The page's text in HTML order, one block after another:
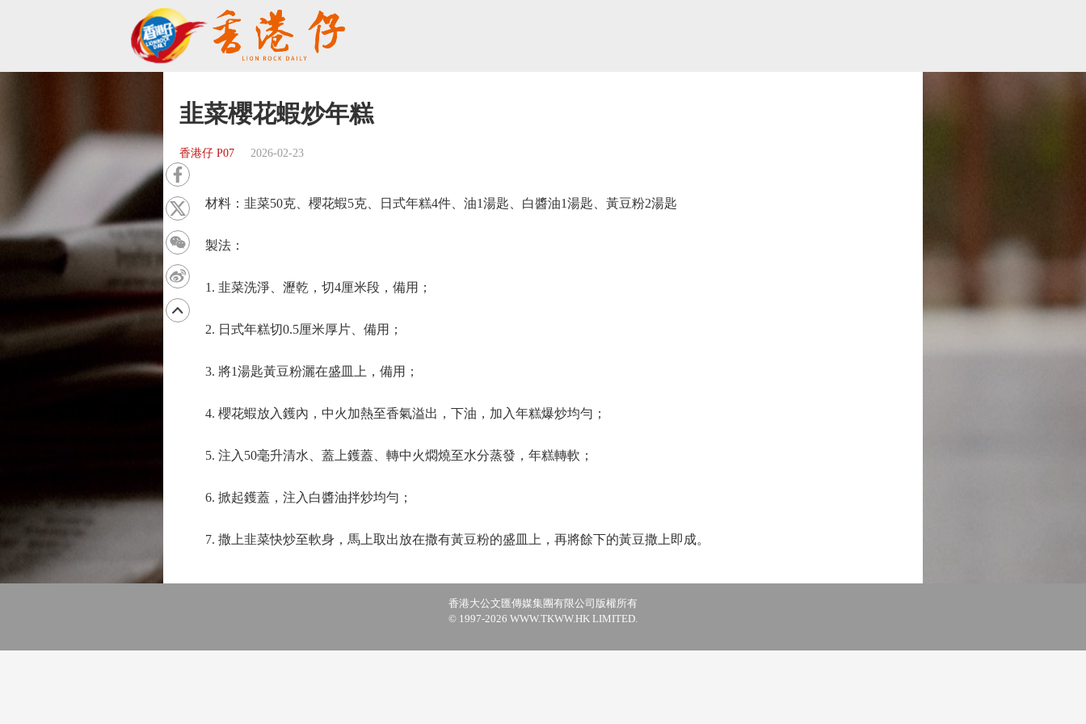
韭菜櫻花蝦炒年糕
香港仔 P07 2026-02-23
材料：韭菜50克、櫻花蝦5克、日式年糕4件、油1湯匙、白醬油1湯匙、黃豆粉2湯匙
製法：
1. 韭菜洗淨、瀝乾，切4厘米段，備用；
2. 日式年糕切0.5厘米厚片、備用；
3. 將1湯匙黃豆粉灑在盛皿上，備用；
4. 櫻花蝦放入鑊內，中火加熱至香氣溢出，下油，加入年糕爆炒均勻；
5. 注入50毫升清水、蓋上鑊蓋、轉中火燜燒至水分蒸發，年糕轉軟；
6. 掀起鑊蓋，注入白醬油拌炒均勻；
7. 撒上韭菜快炒至軟身，馬上取出放在撒有黃豆粉的盛皿上，再將餘下的黃豆撒上即成。
香港大公文匯傳媒集團有限公司版權所有
© 1997-2026 WWW.TKWW.HK LIMITED.